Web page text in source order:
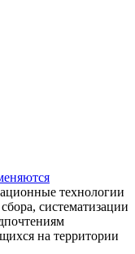
технологии
систематизации
на территории